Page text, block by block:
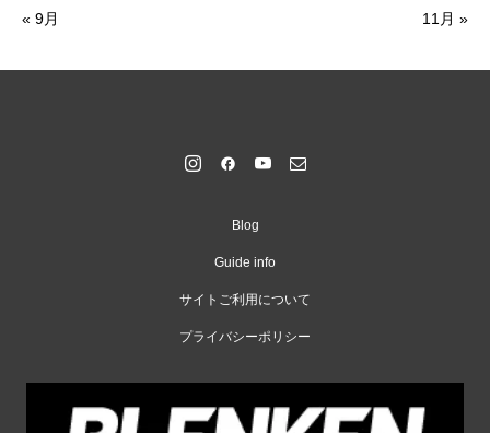
« 9月 11月 »
Blog
Guide info
サイトご利用について
プライバシーポリシー